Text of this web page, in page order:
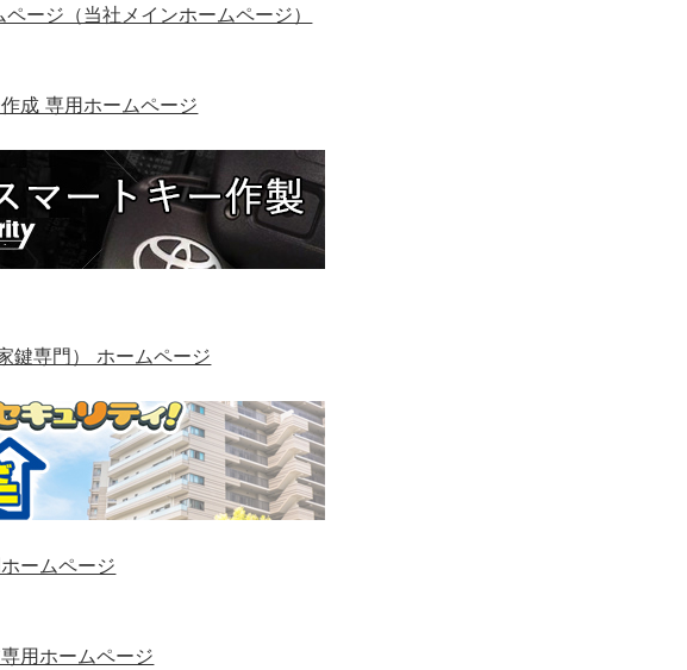
ージ（当社メインホームページ）
成 専用ホームページ
鍵専門） ホームページ
ームページ
用ホームページ